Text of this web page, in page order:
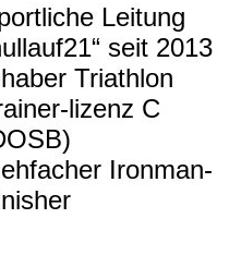
Leitung
seit 2013
Triathlon
lizenz C
Ironman-